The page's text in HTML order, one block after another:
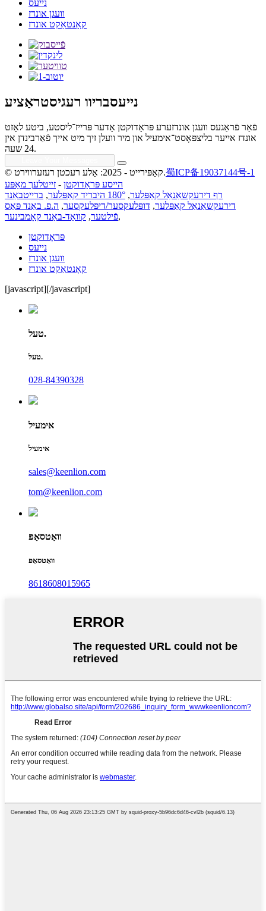
נייעס
וועגן אונדז
קאָנטאַקט אונדז
נייעסבריוו רעגיסטראַציע
פֿאַר פֿראַגעס וועגן אונדזערע פּראָדוקטן אָדער פּרייז־ליסטע, ביטע לאָזט
אונדז אייער בליצפּאָסט־אימעיל און מיר וועלן זיך מיט אייך פֿאַרבינדן אין
24 שעה.
© קאַפּירייט - 2025: אַלע רעכטן רעזערווירט.蜀ICP备19037144号-1
הייסע פּראָדוקטן - זייטלעך מאַפּע
רף דירעקשאַנאַל קאַפּלער, 180° היבריד קאַפּלער , ברייטבאַנד
דירעקשאַנאַל קאַפּלער, דופּלעקסער/דיפּלעקסער, ה.פ. באַנד פּאַס
פֿילטער, קוואַד-באַנד קאָמבינער
,
פּראָדוקטן
נייעס
וועגן אונדז
קאָנטאַקט אונדז
[javascript][/javascript]
טעל.
טעל.
028-84390328
אימעיל
אימעיל
sales@keenlion.com
tom@keenlion.com
וואַטסאַפּ
וואַטסאַפּ
8618608015965